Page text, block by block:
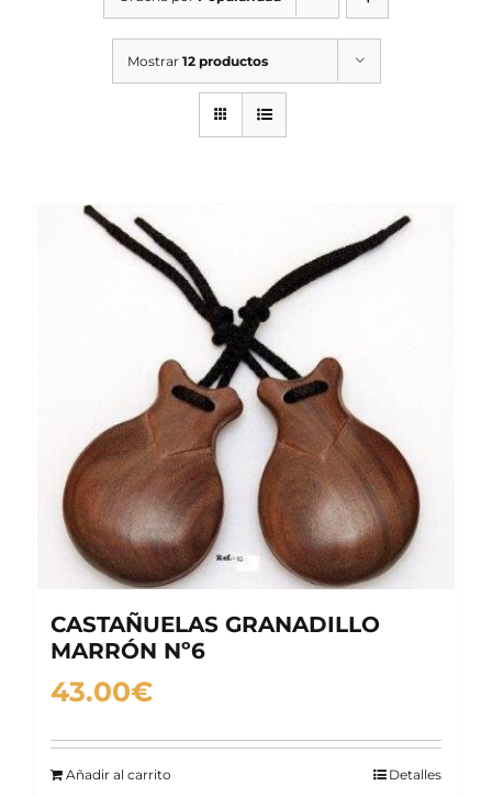
SERVICIOS TALLER
SERVICIOS TALLER
Mostrar 12 productos
CASTAÑUELAS GRANADILLO
MARRÓN Nº6
43.00€
Añadir al carrito Detalles